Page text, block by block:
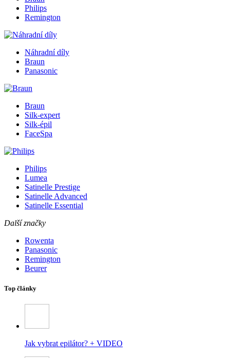
Philips
Remington
Náhradní díly
Braun
Panasonic
Braun
Silk-expert
Silk-épil
FaceSpa
Philips
Lumea
Satinelle Prestige
Satinelle Advanced
Satinelle Essential
Další značky
Rowenta
Panasonic
Remington
Beurer
Top články
Jak vybrat epilátor? + VIDEO